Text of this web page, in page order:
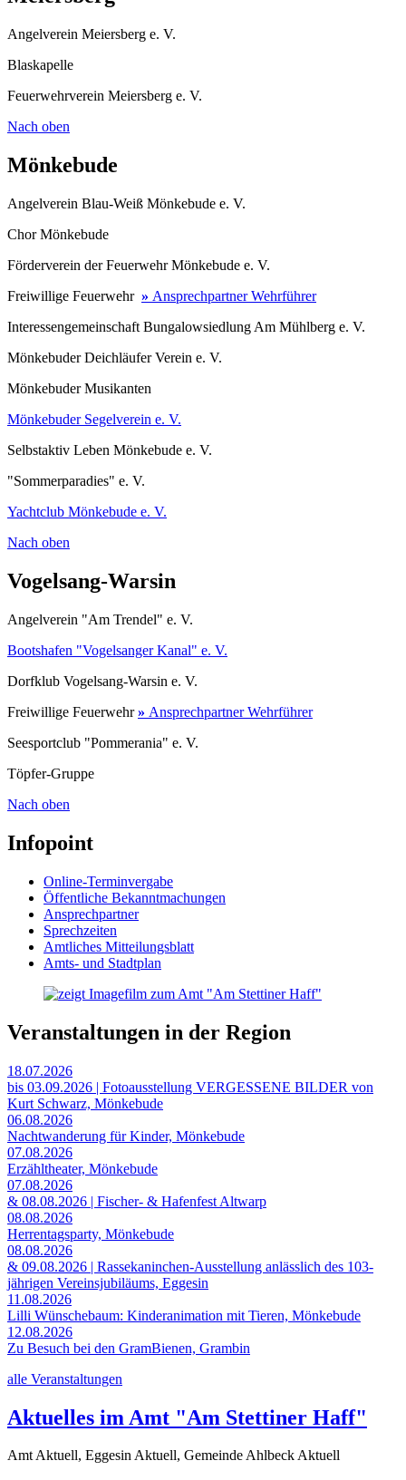
Angelverein Meiersberg e. V.
Blaskapelle
Feuerwehrverein Meiersberg e. V.
Nach oben
Mönkebude
Angelverein Blau-Weiß Mönkebude e. V.
Chor Mönkebude
Förderverein der Feuerwehr Mönkebude e. V.
Freiwillige Feuerwehr » Ansprechpartner Wehrführer
Interessengemeinschaft Bungalowsiedlung Am Mühlberg e. V.
Mönkebuder Deichläufer Verein e. V.
Mönkebuder Musikanten
Mönkebuder Segelverein e. V.
Selbstaktiv Leben Mönkebude e. V.
"Sommerparadies" e. V.
Yachtclub Mönkebude e. V.
Nach oben
Vogelsang-Warsin
Angelverein "Am Trendel" e. V.
Bootshafen "Vogelsanger Kanal" e. V.
Dorfklub Vogelsang-Warsin e. V.
Freiwillige Feuerwehr» Ansprechpartner Wehrführer
Seesportclub "Pommerania" e. V.
Töpfer-Gruppe
Nach oben
Infopoint
Online-Terminvergabe
Öffentliche Bekanntmachungen
Ansprechpartner
Sprechzeiten
Amtliches Mitteilungsblatt
Amts- und Stadtplan
Veranstaltungen in der Region
18.07.2026
bis 03.09.2026 | Fotoausstellung VERGESSENE BILDER von
Kurt Schwarz, Mönkebude
06.08.2026
Nachtwanderung für Kinder, Mönkebude
07.08.2026
Erzähltheater, Mönkebude
07.08.2026
& 08.08.2026 | Fischer- & Hafenfest Altwarp
08.08.2026
Herrentagsparty, Mönkebude
08.08.2026
& 09.08.2026 | Rassekaninchen-Ausstellung anlässlich des 103-
jährigen Vereinsjubiläums, Eggesin
11.08.2026
Lilli Wünschebaum: Kinderanimation mit Tieren, Mönkebude
12.08.2026
Zu Besuch bei den GramBienen, Grambin
alle Veranstaltungen
Aktuelles im Amt "Am Stettiner Haff"
Amt Aktuell, Eggesin Aktuell, Gemeinde Ahlbeck Aktuell